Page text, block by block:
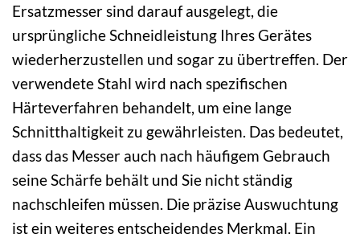
Ersatzmesser sind darauf ausgelegt, die
ursprüngliche Schneidleistung Ihres Gerätes
wiederherzustellen und sogar zu übertreffen. Der
verwendete Stahl wird nach spezifischen
Härteverfahren behandelt, um eine lange
Schnitthaltigkeit zu gewährleisten. Das bedeutet,
dass das Messer auch nach häufigem Gebrauch
seine Schärfe behält und Sie nicht ständig
nachschleifen müssen. Die präzise Auswuchtung
ist ein weiteres entscheidendes Merkmal. Ein